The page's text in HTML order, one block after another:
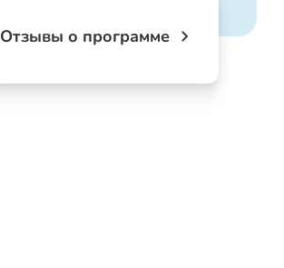
Отзывы о программе